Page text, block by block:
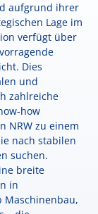
aufgrund ihrer
Lage im
verfügt über
Dies
und
zahlreiche
how
NRW zu einem
nach stabilen
suchen.
breite
in
Maschinenbau,